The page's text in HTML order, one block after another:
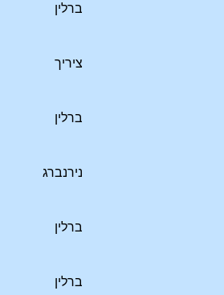
ברלין
ציריך
ברלין
נירנברג
ברלין
ברלין